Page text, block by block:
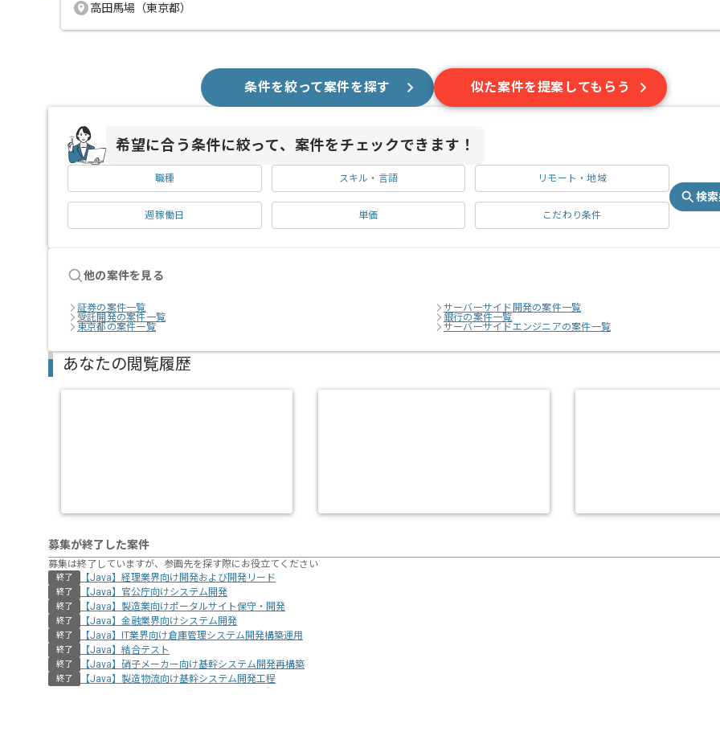
高田馬場（東京都）
条件を絞って案件を探す 似た案件を提案してもらう
希望に合う条件に絞って、案件をチェックできます！
職種 スキル・言語 リモート・地域
週稼働日 単価 こだわり条件
検
他の案件を見る
証券の案件一覧
サーバーサイド開発の案件一覧
受託開発の案件一覧
銀行の案件一覧
東京都の案件一覧
サーバーサイドエンジニアの案件一覧
あなたの閲覧履歴
募集が終了した案件
募集は終了していますが、参画先を探す際にお役立てください
終了 【Java】経理業界向け開発および開発リード
終了 【Java】官公庁向けシステム開発
終了 【Java】製造業向けポータルサイト保守・開発
終了 【Java】金融業界向けシステム開発
終了 【Java】IT業界向け倉庫管理システム開発構築運用
終了 【Java】結合テスト
終了 【Java】硝子メーカー向け基幹システム開発再構築
終了 【Java】製造物流向け基幹システム開発工程